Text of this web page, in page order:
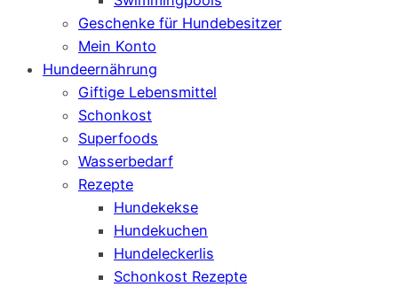
Geschenke für Hundebesitzer
Mein Konto
Hundeernährung
Giftige Lebensmittel
Schonkost
Superfoods
Wasserbedarf
Rezepte
Hundekekse
Hundekuchen
Hundeleckerlis
Schonkost Rezepte